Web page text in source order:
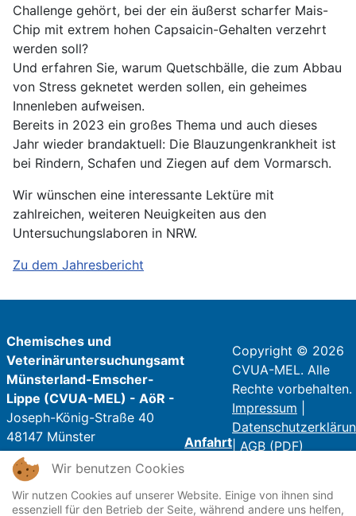
Challenge gehört, bei der ein äußerst scharfer Mais-
Chip mit extrem hohen Capsaicin-Gehalten verzehrt
werden soll?
Und erfahren Sie, warum Quetschbälle, die zum Abbau
von Stress geknetet werden sollen, ein geheimes
Innenleben aufweisen.
Bereits in 2023 ein großes Thema und auch dieses
Jahr wieder brandaktuell: Die Blauzungenkrankheit ist
bei Rindern, Schafen und Ziegen auf dem Vormarsch.
Wir wünschen eine interessante Lektüre mit
zahlreichen, weiteren Neuigkeiten aus den
Untersuchungslaboren in NRW.
Zu dem Jahresbericht
Chemisches und
Veterinäruntersuchungsamt
Münsterland-Emscher-
Lippe (CVUA-MEL) - AöR -
Joseph-König-Straße 40
48147 Münster
Telefon: 0251 / 9821 - 0
Telefax: 0251 / 9821 - 250
E-Mail:poststelle@cvua-
Anfahrt
Copyright © 2026
CVUA-MEL. Alle
Rechte vorbehalten.
Impressum
AGB (PDF)
Wir benutzen Cookies
Wir nutzen Cookies auf unserer Website. Einige von ihnen sind
essenziell für den Betrieb der Seite, während andere uns helfen,